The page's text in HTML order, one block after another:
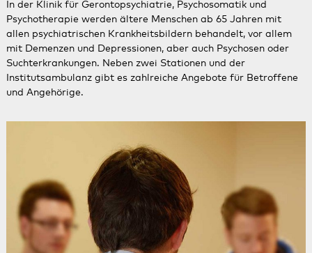
In der Klinik für Gerontopsychiatrie, Psychosomatik und
Psychotherapie ​​​​​​​ werden ältere Menschen ab 65 Jahren mit
allen psychiatrischen Krankheitsbildern behandelt, vor allem
mit Demenzen und Depressionen, aber auch Psychosen oder
Suchterkrankungen. Neben zwei Stationen und der
Institutsambulanz gibt es zahlreiche Angebote für Betroffene
und Angehörige.